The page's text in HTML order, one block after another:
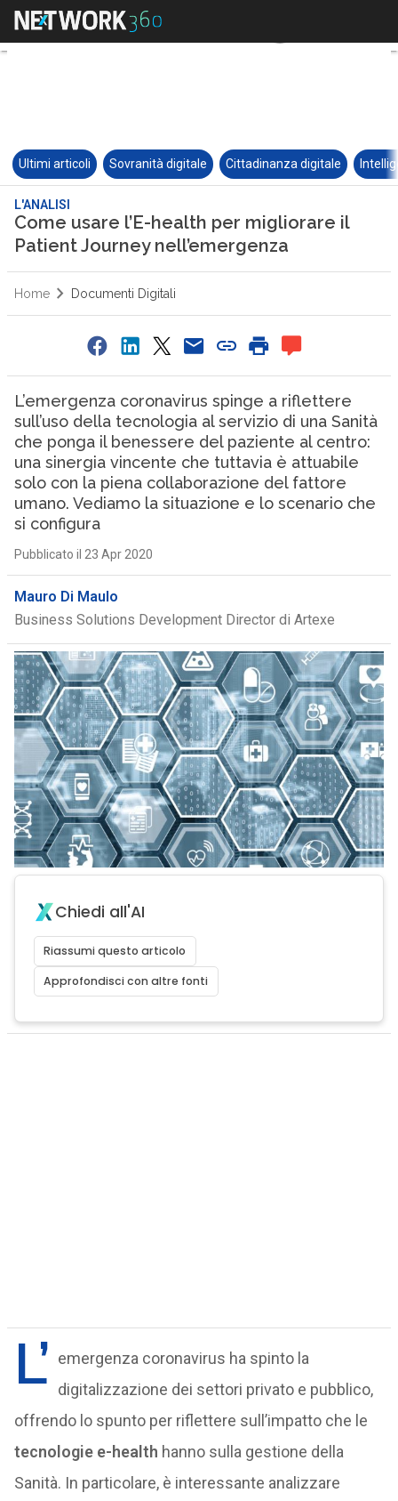
Ultimi articoli Sovranità digitale Cittadinanza digitale
L'ANALISI
Come usare l’E-health per migliorare il
Patient Journey nell’emergenza
Home Documenti Digitali
L’emergenza coronavirus spinge a riflettere
sull’uso della tecnologia al servizio di una Sanità
che ponga il benessere del paziente al centro:
una sinergia vincente che tuttavia è attuabile
solo con la piena collaborazione del fattore
umano. Vediamo la situazione e lo scenario che
si configura
Pubblicato il 23 Apr 2020
Mauro Di Maulo
Business Solutions Development Director di Artexe
Chiedi all'AI
Riassumi questo articolo
Approfondisci con altre fonti
L’ emergenza coronavirus ha spinto la
digitalizzazione dei settori privato e pubblico,
offrendo lo spunto per riflettere sull’impatto che le
tecnologie e-health hanno sulla gestione della
Sanità. In particolare, è interessante analizzare